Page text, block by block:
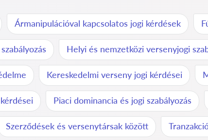
Ármanipulációval kapcsolatos jogi kérdések
Helyi és nemzetközi versenyjogi
Kereskedelmi verseny jogi kérdései
Piaci dominancia és jogi szabályozás
Szerződések és versenytársak között